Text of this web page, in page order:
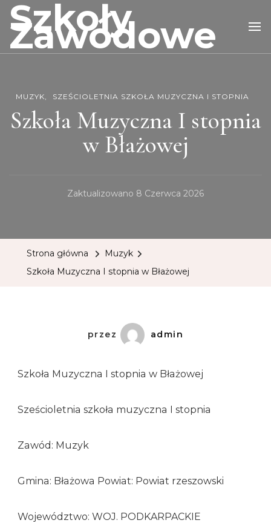
Szkoły
Zawodowe
MUZYK SZEŚCIOLETNIA SZKOŁA MUZYCZNA I STOPNIA
Szkoła Muzyczna I stopnia
w Błażowej
Zaktualizowano 8 Czerwca 2026
Strona główna
Muzyk
Szkoła Muzyczna I stopnia w Błażowej
przez admin
Szkoła Muzyczna I stopnia w Błażowej
Sześcioletnia szkoła muzyczna I stopnia
Zawód: Muzyk
Gmina: Błażowa Powiat: Powiat rzeszowski
Województwo: WOJ. PODKARPACKIE